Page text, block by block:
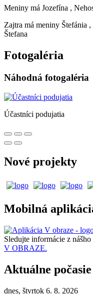
Meniny má Jozefína ,
Zajtra má meniny Štefánia ,
Štefana
Fotogaléria
Náhodná fotogaléria
Účastníci podujatia
Nové projekty
Mobilná
Sledujte informácie z
V OBRAZE.
Aktuálne počasie
dnes, štvrtok 6. 8. 2026